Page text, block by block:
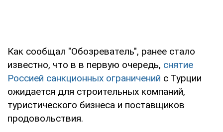
Как сообщал "Обозреватель", ранее стало
известно, что в в первую очередь, снятие
Россией санкционных ограничений с Турции
ожидается для строительных компаний,
туристического бизнеса и поставщиков
продовольствия.